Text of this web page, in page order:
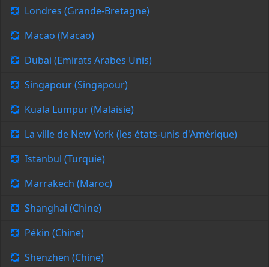
Londres (Grande-Bretagne)
Macao (Macao)
Dubai (Emirats Arabes Unis)
Singapour (Singapour)
Kuala Lumpur (Malaisie)
La ville de New York (les états-unis d'Amérique)
Istanbul (Turquie)
Marrakech (Maroc)
Shanghai (Chine)
Pékin (Chine)
Shenzhen (Chine)